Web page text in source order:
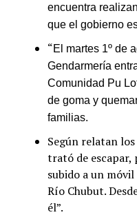
encuentra
que el gobierno
“El martes 1º de
Gendarmería
Comunidad Pu
de goma y
familias.
Según relatan
trató de escapar,
subido a un
Río Chubut.
él”.